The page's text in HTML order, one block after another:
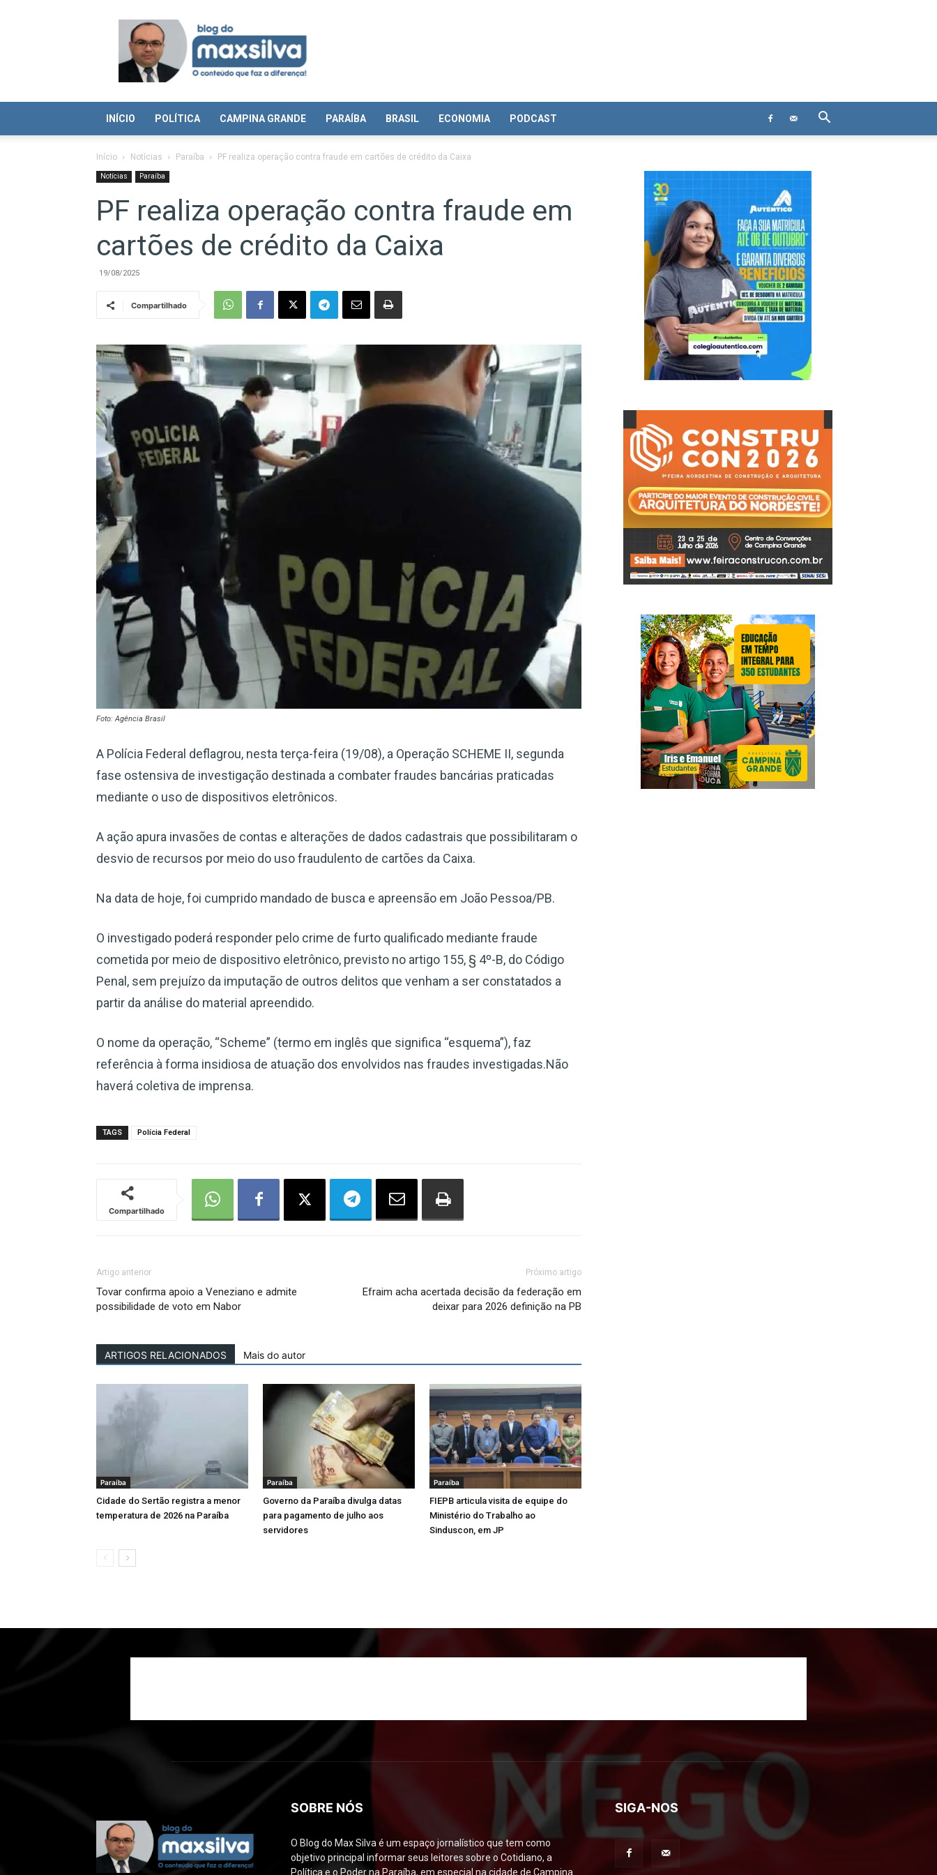
Blog
Max
Silva
INÍCIO POLÍTICA CAMPINA GRANDE PARAÍBA BRASIL ECONOMIA PODCAST
Início Notícias Paraíba PF realiza operação contra fraude em cartões de crédito da Caixa
Notícias Paraíba
PF realiza operação contra fraude em
cartões de crédito da Caixa
19/08/2025
Compartilhado
Foto: Agência Brasil
A Polícia Federal deflagrou, nesta terça-feira (19/08), a Operação SCHEME II, segunda
fase ostensiva de investigação destinada a combater fraudes bancárias praticadas
mediante o uso de dispositivos eletrônicos.
A ação apura invasões de contas e alterações de dados cadastrais que possibilitaram o
desvio de recursos por meio do uso fraudulento de cartões da Caixa.
Na data de hoje, foi cumprido mandado de busca e apreensão em João Pessoa/PB.
O investigado poderá responder pelo crime de furto qualificado mediante fraude
cometida por meio de dispositivo eletrônico, previsto no artigo 155, § 4º-B, do Código
Penal, sem prejuízo da imputação de outros delitos que venham a ser constatados a
partir da análise do material apreendido.
O nome da operação, “Scheme” (termo em inglês que significa “esquema”), faz
referência à forma insidiosa de atuação dos envolvidos nas fraudes investigadas.Não
haverá coletiva de imprensa.
TAGS Polícia Federal
Compartilhado
Artigo anterior
Tovar confirma apoio a Veneziano e admite
possibilidade de voto em Nabor
Próximo artigo
Efraim acha acertada decisão da federação em
deixar para 2026 definição na PB
ARTIGOS RELACIONADOS Mais do autor
Paraíba
Cidade do Sertão registra a menor
temperatura de 2026 na Paraíba
Paraíba
Governo da Paraíba divulga datas
para pagamento de julho aos
servidores
Paraíba
FIEPB articula visita de equipe do
Ministério do Trabalho ao
Sinduscon, em JP
SOBRE NÓS
O Blog do Max Silva é um espaço jornalístico que tem como
objetivo principal informar seus leitores sobre o Cotidiano, a
Política e o Poder na Paraíba, em especial na cidade de Campina
SIGA-NOS